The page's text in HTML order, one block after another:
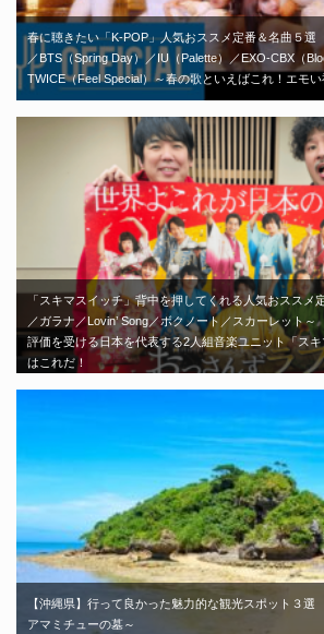
春に聴きたい「K-POP」人気おススメ定番＆名曲５選
／BTS（Spring Day）／IU（Palette）／EXO-CBX（
TWICE（Feel Special）～春の歌といえばこれ！エモい
「スキマスイッチ」背中を押してくれる人気おスス
／ガラナ／Lovin’ Song／ボクノート／スカーレット
評価を受ける日本を代表する2人組音楽ユニット「ス
はこれだ！
【沖縄県】行って良かった魅力的な観光スポット３
アマミチューの墓～